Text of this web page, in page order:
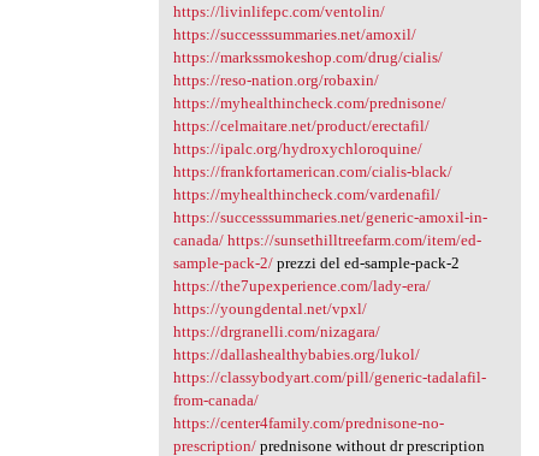
https://livinlifepc.com/ventolin/
https://successsummaries.net/amoxil/
https://markssmokeshop.com/drug/cialis/
https://reso-nation.org/robaxin/
https://myhealthincheck.com/prednisone/
https://celmaitare.net/product/erectafil/
https://ipalc.org/hydroxychloroquine/
https://frankfortamerican.com/cialis-black/
https://myhealthincheck.com/vardenafil/
https://successsummaries.net/generic-amoxil-in-
canada/ https://sunsethilltreefarm.com/item/ed-
sample-pack-2/prezzi del ed-sample-pack-2
https://the7upexperience.com/lady-era/
https://youngdental.net/vpxl/
https://drgranelli.com/nizagara/
https://dallashealthybabies.org/lukol/
https://classybodyart.com/pill/generic-tadalafil-
from-canada/
https://center4family.com/prednisone-no-
prescription/prednisone without dr prescription